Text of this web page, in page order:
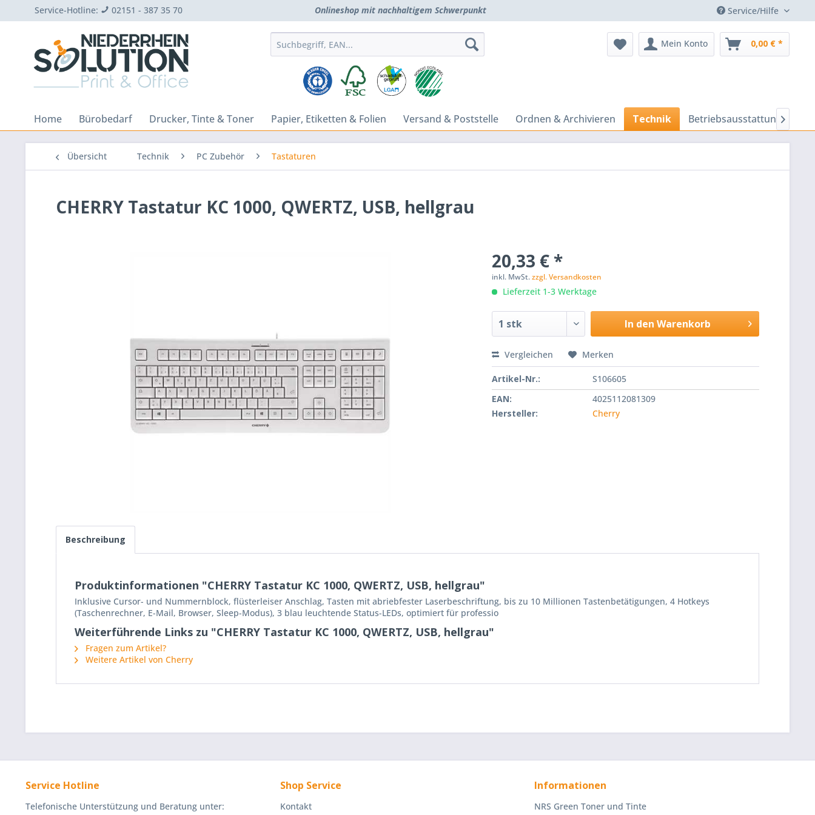
Service-Hotline: 02151 - 387 35 70 Onlineshop mit nachhaltigem Schwerpunkt Service/Hilfe
Mein Konto 0,00 € *
Home Bürobedarf Drucker, Tinte & Toner Papier, Etiketten & Folien Versand & Poststelle Ordnen & Archivieren Technik Betriebsausstattung
Übersicht Technik PC Zubehör Tastaturen
CHERRY Tastatur KC 1000, QWERTZ, USB, hellgrau
20,33 € *
inkl. MwSt.zzgl. Versandkosten
Lieferzeit 1-3 Werktage
In den Warenkorb
Vergleichen Merken
Artikel-Nr.:
S106605
EAN:
4025112081309
Hersteller:
Cherry
Beschreibung
Produktinformationen "CHERRY Tastatur KC 1000, QWERTZ, USB, hellgrau"
Inklusive Cursor- und Nummernblock, flüsterleiser Anschlag, Tasten mit abriebfester Laserbeschriftung, bis zu 10 Millionen Tastenbetätigungen, 4 Hotkeys
(Taschenrechner, E-Mail, Browser, Sleep-Modus), 3 blau leuchtende Status-LEDs, optimiert für professio
Weiterführende Links zu "CHERRY Tastatur KC 1000, QWERTZ, USB, hellgrau"
Fragen zum Artikel?
Weitere Artikel von Cherry
Service Hotline
Telefonische Unterstützung und Beratung unter:
Shop Service
Kontakt
Informationen
NRS Green Toner und Tinte